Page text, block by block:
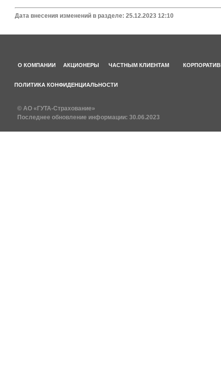
Дата внесения изменений в разделе: 25.12.2023 12:10
О КОМПАНИИ АКЦИОНЕРЫ ЧАСТНЫМ КЛИЕНТАМ
ПОЛИТИКА КОНФИДЕНЦИАЛЬНОСТИ
© АО «ГУТА-Страхование»
Последнее обновление информации: 30.06.2023